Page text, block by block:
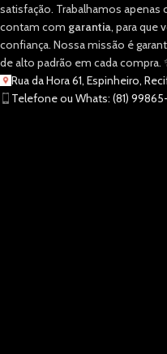
satisfação. Trabalhamos
contam com garantia, para que
confiança. Nossa missão é
de alto padrão em cada compra.
Rua da Hora 61, Espinheiro,
Telefone ou Whats: (81)